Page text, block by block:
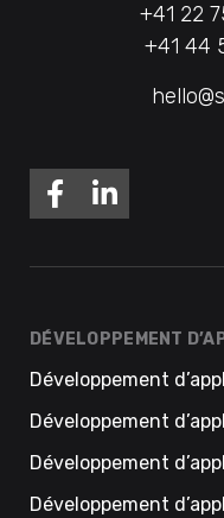
+41 22
+41 44
DÉVELOPPEMENT
Développement
Développement
Développement
Développement